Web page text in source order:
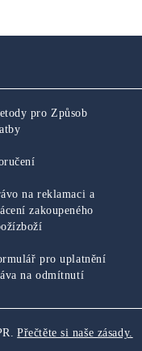
pro Způsob
na reklamaci a
zakoupeného
pro uplatnění
na odmítnutí
Přečtěte si naše zásady.